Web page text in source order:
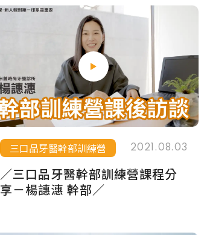
三口品牙醫幹部訓練營 2021.08.03
／三口品牙醫幹部訓練營課程分
享－楊譓潓 幹部／